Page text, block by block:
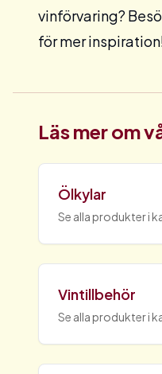
vinförvaring?
för mer
Läs mer om
Ölkylar
Se alla produkter i
Vintillbehör
Se alla produkter i